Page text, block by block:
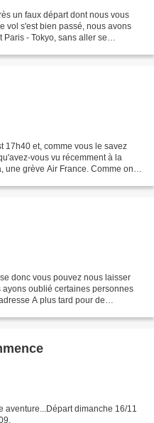
un faux départ dont nous vous
vol s'est bien passé, nous avons
- Tokyo, sans aller se
17h40 et, comme vous le savez
vous vu récemment à la
une grève Air France. Comme on a
donc vous pouvez nous laisser
oublié certaines personnes
A plus tard pour de
aventure...Départ dimanche 16/11